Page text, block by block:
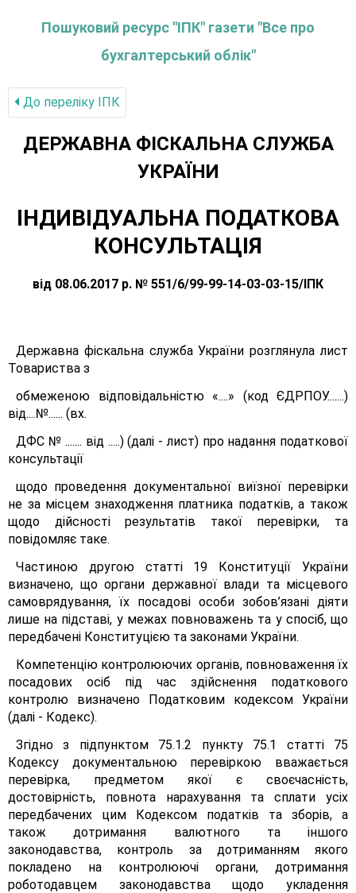
Пошуковий ресурс "ІПК" газети "Все про
бухгалтерський облік"
До переліку IПК
ДЕРЖАВНА ФІСКАЛЬНА СЛУЖБА
УКРАЇНИ
ІНДИВІДУАЛЬНА ПОДАТКОВА
КОНСУЛЬТАЦІЯ
від 08.06.2017 р. № 551/6/99-99-14-03-03-15/ІПК
Державна фіскальна служба України розглянула лист
Товариства з
обмеженою відповідальністю «....» (код ЄДРПОУ.......)
від....№...... (вх.
ДФС № ....... від .....) (далі - лист) про надання податкової
консультації
щодо проведення документальної виїзної перевірки
не за місцем знаходження платника податків, а також
щодо дійсності результатів такої перевірки, та
повідомляє таке.
Частиною другою статті 19 Конституції України
визначено, що органи державної влади та місцевого
самоврядування, їх посадові особи зобов’язані діяти
лише на підставі, у межах повноважень та у спосіб, що
передбачені Конституцією та законами України.
Компетенцію контролюючих органів, повноваження їх
посадових осіб під час здійснення податкового
контролю визначено Податковим кодексом України
(далі - Кодекс).
Згідно з підпунктом 75.1.2 пункту 75.1 статті 75
Кодексу документальною перевіркою вважається
перевірка, предметом якої є своєчасність,
достовірність, повнота нарахування та сплати усіх
передбачених цим Кодексом податків та зборів, а
також дотримання валютного та іншого
законодавства, контроль за дотриманням якого
покладено на контролюючі органи, дотримання
роботодавцем законодавства щодо укладення